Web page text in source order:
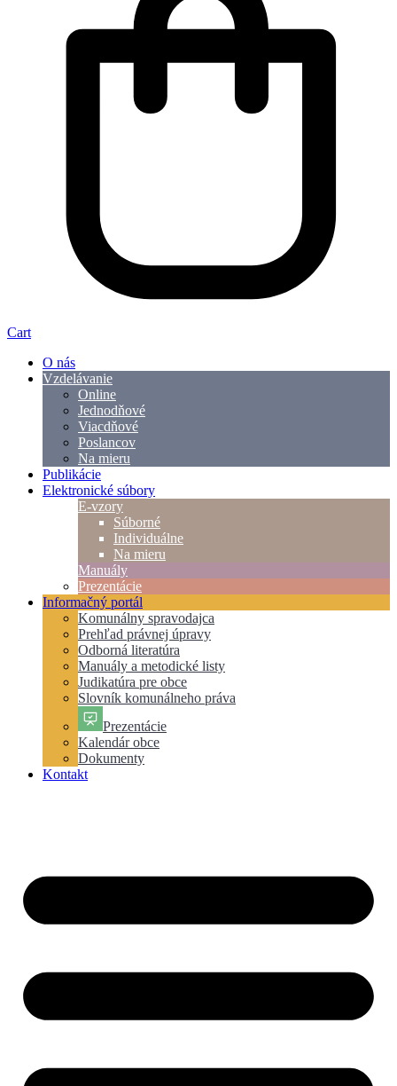
Cart
O nás
Vzdelávanie
Online
Jednodňové
Viacdňové
Poslancov
Na mieru
Publikácie
Elektronické súbory
E-vzory
Súborné
Individuálne
Na mieru
Manuály
Prezentácie
Informačný portál
Komunálny spravodajca
Prehľad právnej úpravy
Odborná literatúra
Manuály a metodické listy
Judikatúra pre obce
Slovník komunálneho práva
Prezentácie
Kalendár obce
Dokumenty
Kontakt